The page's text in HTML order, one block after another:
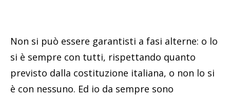
Non si può essere garantisti a fasi alterne: o lo
si è sempre con tutti, rispettando quanto
previsto dalla costituzione italiana, o non lo si
è con nessuno. Ed io da sempre sono